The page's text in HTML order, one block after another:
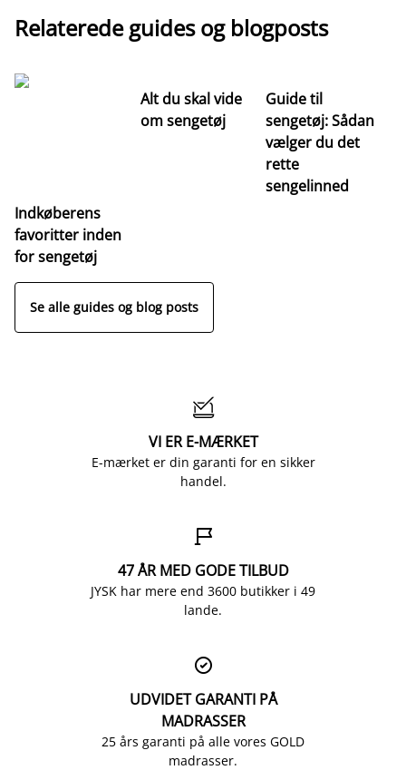
Relaterede guides og blogposts
Indkøberens
favoritter inden
for sengetøj
Alt du skal vide
om sengetøj
Guide til
sengetøj: Sådan
vælger du det
rette
sengelinned
Se alle guides og blog posts

VI ER E-MÆRKET
E-mærket er din garanti for en sikker
handel.

47 ÅR MED GODE TILBUD
JYSK har mere end 3600 butikker i 49
lande.

UDVIDET GARANTI PÅ
MADRASSER
25 års garanti på alle vores GOLD
madrasser.